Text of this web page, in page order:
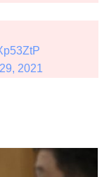
2021